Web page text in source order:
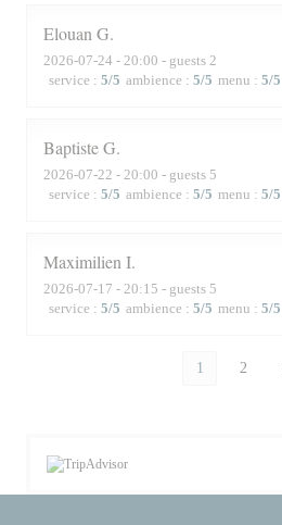
Elouan G
2026-07-24 - 20:00 - guests 2
service : 5/5 ambience : 5/5 menu : 5/5
BaptisteG
2026-07-22 - 20:00 - guests 5
service : 5/5 ambience : 5/5 menu : 5/5
Maximilien I
2026-07-17 - 20:15 - guests 5
service : 5/5 ambience : 5/5 menu : 5/5
1 2